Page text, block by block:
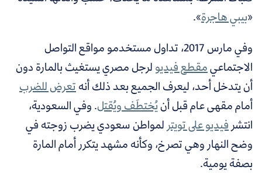
«بيبي هاجرة».
وفي مارس 2017، تداول مستخدمو مواقع التواصل
الاجتماعيمقطع فيديولرجل مصري يستغيث بالمارة دون
أن يتدخل أحد، ليعرف الجميع بعد ذلك أنهتعرض للضرب
أمام مقهى عامقبل أنيُختطَف ويُقتل. وفي السعودية،
انتشرفيديو على تويترلمواطن سعودي يضرب زوجته في
وضح النهار وهي تصرخ، وكأنه مشهد يتكرر أمام المارة
بصفة يومية.